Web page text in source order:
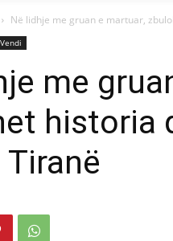
Në lidhje me gruan e martuar,
Vendi
me
historia